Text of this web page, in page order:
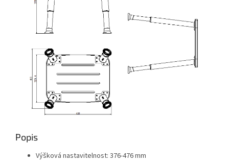
Popis
Výšková nastavitelnost: 376-476 mm